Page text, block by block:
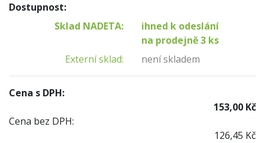
Dostupnost:
Sklad NADETA:
ihned k odeslání
na prodejně 3 ks
Externí sklad:
není skladem
Cena s DPH:
153,00 Kč
Cena bez DPH:
126,45 Kč